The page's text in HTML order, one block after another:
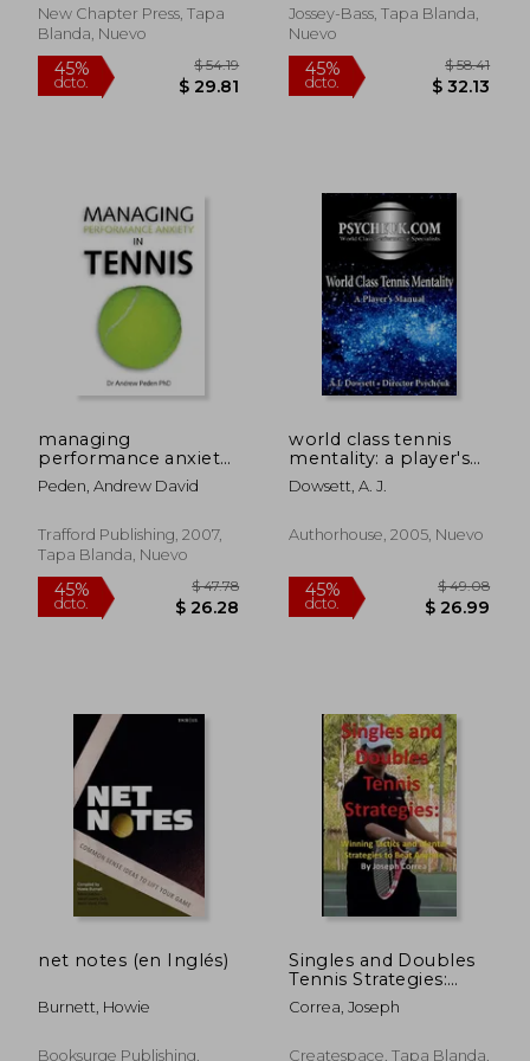
45% 45%
dcto.
45% 40%
New Chapter Press, Tapa
Blanda, Nuevo
Jossey-Bass, Tapa Blanda,
Nuevo
managing
performance anxiety
in tennis (en Inglés)
Peden, Andrew David
Trafford Publishing, 2007,
Tapa Blanda, Nuevo
world class tennis
mentality: a player's
manual (en Inglés)
Dowsett, A. J.
Authorhouse, 2005, Nuevo
net notes (en Inglés)
Burnett, Howie
Booksurge Publishing,
Singles and Doubles
Tennis Strategies:
Winning Tactics and
Mental Strategies to:
player with these
Correa, Joseph
Createspace, Tapa Blanda,